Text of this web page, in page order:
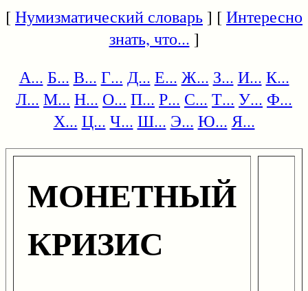
[Нумизматический словарь] [Интересно
знать, что... ]
А... Б... В... Г... Д... Е... Ж... З... И... К...
Л... М... Н... О... П... Р... С... Т... У... Ф...
Х... Ц... Ч... Ш... Э... Ю... Я...
МОНЕТНЫЙ
КРИЗИС